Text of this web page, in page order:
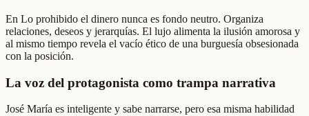
En Lo prohibido el dinero nunca es fondo neutro. Organiza
relaciones, deseos y jerarquías. El lujo alimenta la ilusión amorosa y
al mismo tiempo revela el vacío ético de una burguesía obsesionada
con la posición.
La voz del protagonista como trampa narrativa
José María es inteligente y sabe narrarse, pero esa misma habilidad